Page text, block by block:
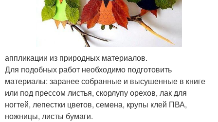
аппликации из природных материалов.
Для подобных работ необходимо подготовить
материалы: заранее собранные и высушенные в книге
или под прессом листья, скорлупу орехов, лак для
ногтей, лепестки цветов, семена, крупы клей ПВА,
ножницы, листы бумаги.